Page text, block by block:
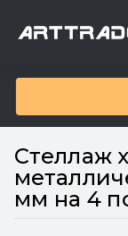
Стеллаж
мм на 4